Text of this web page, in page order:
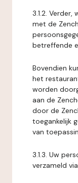
3.1.2.
met de
betreffende
Bovendien
het
worden
aan de
door de
toegankelijk
van
3.1.3. Uw
verzameld